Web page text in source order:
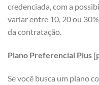
credenciada, com a
variar entre 10, 20 ou
da contratação.
Plano Preferencial Plus
Se você busca um plano